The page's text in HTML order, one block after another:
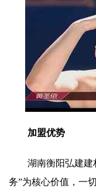
加盟优势
湖南衡阳弘建建
务”为核心价值，一